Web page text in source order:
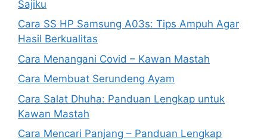
Sajiku
Cara SS HP Samsung A03s: Tips Ampuh Agar
Hasil Berkualitas
Cara Menangani Covid – Kawan Mastah
Cara Membuat Serundeng Ayam
Cara Salat Dhuha: Panduan Lengkap untuk
Kawan Mastah
Cara Mencari Panjang – Panduan Lengkap